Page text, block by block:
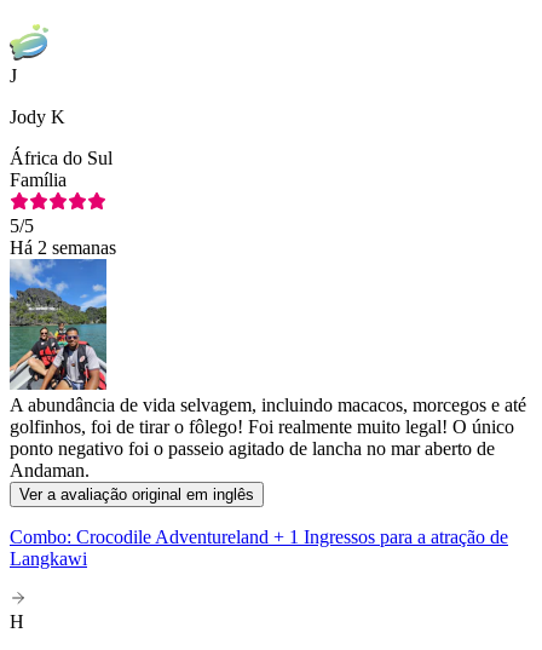
J
Jody K
África do Sul
Família
5/5
Há 2 semanas
A abundância de vida selvagem, incluindo macacos, morcegos e até
golfinhos, foi de tirar o fôlego! Foi realmente muito legal! O único
ponto negativo foi o passeio agitado de lancha no mar aberto de
Andaman.
Ver a avaliação original em inglês
Combo: Crocodile Adventureland + 1 Ingressos para a atração de
Langkawi
H